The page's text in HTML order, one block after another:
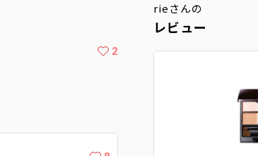
2
rieさんの
レビュー